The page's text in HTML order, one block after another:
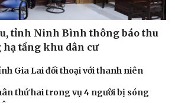
tỉnh Ninh Bình thông báo thu
tầng khu dân cư
Gia Lai đối thoại với thanh niên
thứ hai trong vụ 4 người bị sóng